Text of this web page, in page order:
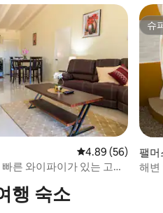
개
평점 4.89점(5점
4.89 (56)
른 와이파이가 있는 고급
슈
슈
팰머
해변
행 숙소